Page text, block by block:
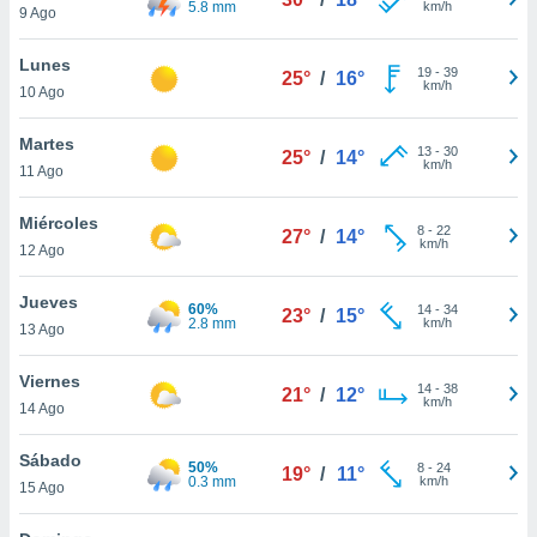
y
más
nuestra
y
de
disponible
cookies
9 Ago
5.8 mm
km/h
Lunes
10 Ago
25° / 16° 19- 39
km/h
Martes
11 Ago
25° / 14° 13- 30
km/h
Miércoles
12 Ago
27° / 14° 8- 22
km/h
Jueves
13 Ago
60%
2.8 mm
23° / 15° 14- 34
km/h
Viernes
14 Ago
21° / 12° 14- 38
km/h
Sábado
15 Ago
50%
0.3 mm
19° / 11° 8- 24
km/h